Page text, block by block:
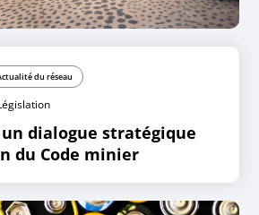
du réseau
un dialogue stratégique
du Code minier